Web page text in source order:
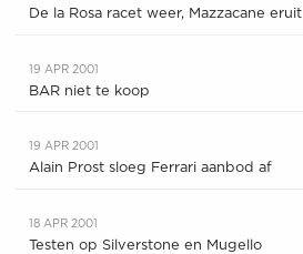
De la Rosa racet weer, Mazzacane eruit
19 APR 2001
BAR niet te koop
19 APR 2001
Alain Prost sloeg Ferrari aanbod af
18 APR 2001
Testen op Silverstone en Mugello